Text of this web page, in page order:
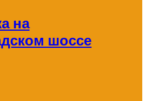
на
шоссе